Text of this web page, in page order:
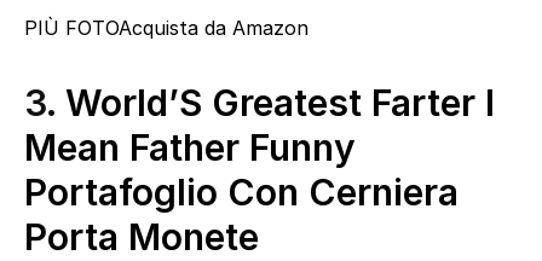
PIÙ FOTOAcquista da Amazon
3. World’S Greatest Farter I
Mean Father Funny
Portafoglio Con Cerniera
Porta Monete